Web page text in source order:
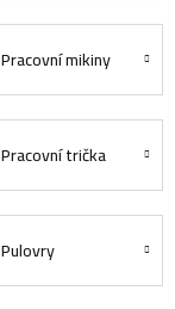
Pracovní mikiny
Pracovní trička
Pulovry